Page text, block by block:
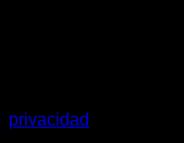
privacidad